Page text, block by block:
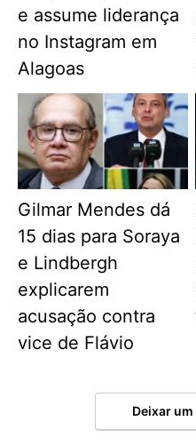
e assume liderança
no Instagram em
Alagoas
Gilmar Mendes dá
15 dias para Soraya
e Lindbergh
explicarem
acusação contra
vice de Flávio
Deixar